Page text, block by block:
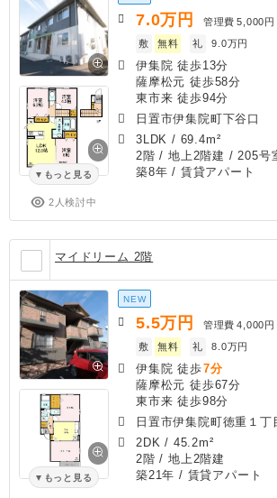
もっと見る
2人検討中
7.0万円 管理費 5,000円
敷
無料 礼 9.0万円
伊集院 徒歩13分
薩摩松元 徒歩58分
東市来 徒歩94分
日置市伊集院町下谷口
3LDK / 69.4m²
2階 / 地上2階建 / 205号
築8年 / 賃貸アパート
マイドリーム 2階
もっと見る
NEW
5.5万円 管理費 4,000円
敷
無料 礼 8.0万円
伊集院 徒歩7分
薩摩松元 徒歩67分
東市来 徒歩98分
日置市伊集院町徳重１丁
2DK / 45.2m²
2階 / 地上2階建
築21年 / 賃貸アパート